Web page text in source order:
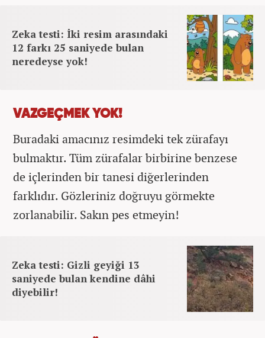
Zeka testi: İki resim arasındaki
12 farkı 25 saniyede bulan
neredeyse yok!
VAZGEÇMEK YOK!
Buradaki amacınız resimdeki tek zürafayı
bulmaktır. Tüm zürafalar birbirine benzese
de içlerinden bir tanesi diğerlerinden
farklıdır. Gözleriniz doğruyu görmekte
zorlanabilir. Sakın pes etmeyin!
Zeka testi: Gizli geyiği 13
saniyede bulan kendine dâhi
diyebilir!